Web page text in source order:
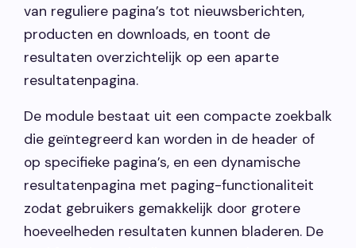
van reguliere pagina’s tot nieuwsberichten,
producten en downloads, en toont de
resultaten overzichtelijk op een aparte
resultatenpagina.
De module bestaat uit een compacte zoekbalk
die geïntegreerd kan worden in de header of
op specifieke pagina’s, en een dynamische
resultatenpagina met paging-functionaliteit
zodat gebruikers gemakkelijk door grotere
hoeveelheden resultaten kunnen bladeren. De